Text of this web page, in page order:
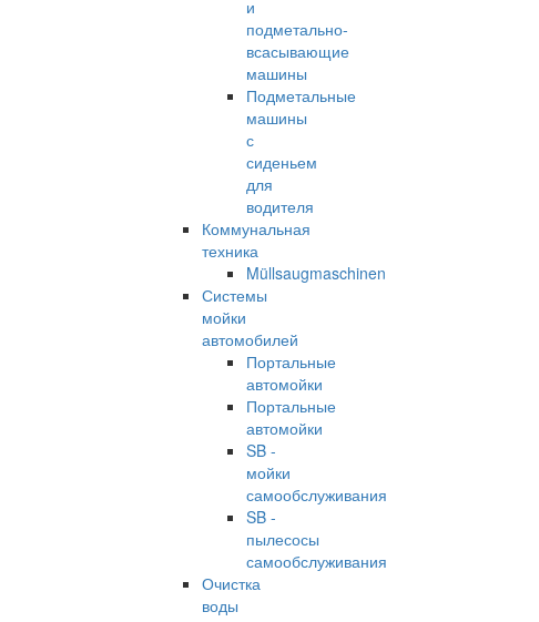
и
подметально-
всасывающие
машины
Подметальные
машины
с
сиденьем
для
водителя
Коммунальная
техника
Müllsaugmaschinen
Системы
мойки
автомобилей
Портальные
автомойки
Портальные
автомойки
SB -
мойки
самообслуживания
SB -
пылесосы
самообслуживания
Очистка
воды